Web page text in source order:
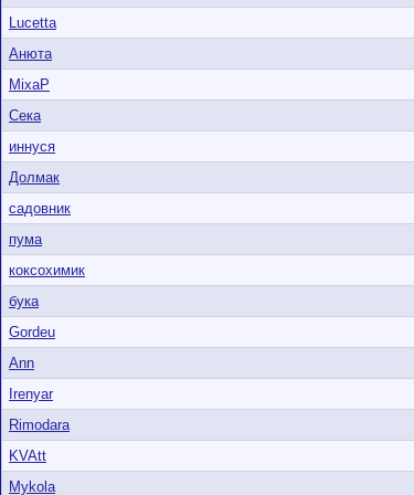
Lucetta
Анюта
MixaP
Сека
иннуся
Долмак
садовник
пума
коксохимик
бука
Gordeu
Ann
Irenyar
Rimodara
KVAtt
Mykola